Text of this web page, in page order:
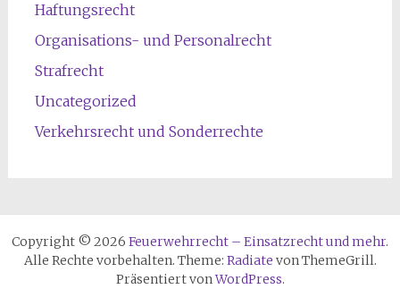
Haftungsrecht
Organisations- und Personalrecht
Strafrecht
Uncategorized
Verkehrsrecht und Sonderrechte
Copyright © 2026 Feuerwehrrecht – Einsatzrecht und mehr.
Alle Rechte vorbehalten. Theme: Radiate von ThemeGrill.
Präsentiert vonWordPress.